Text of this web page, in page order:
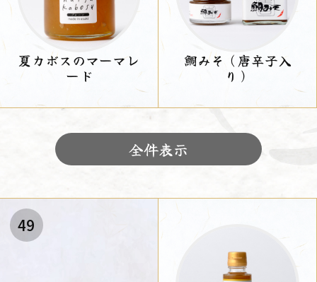
夏カボスのマーマレ
ード
鯛みそ（唐辛子入
り）
全件表示
49